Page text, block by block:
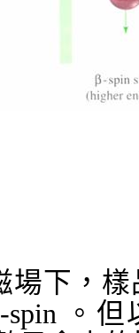
場下，
spin 。